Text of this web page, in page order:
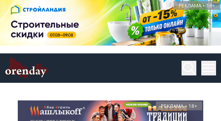
РЕКЛАМА • 18+
РЕКЛАМА • 18+